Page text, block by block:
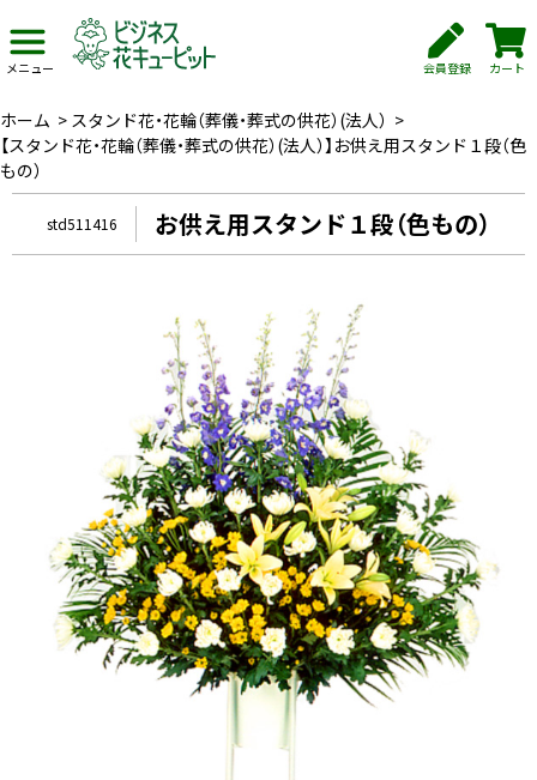
メニュー 会員登録 カート
ホーム > スタンド花・花輪（葬儀・葬式の供花）(法人） >
【スタンド花・花輪（葬儀・葬式の供花）(法人）】お供え用スタンド１段（色
もの）
std511416 お供え用スタンド１段（色もの）